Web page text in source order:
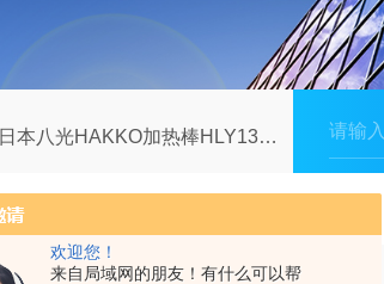
欢迎您！
来自局域网的朋友！有什么可以帮
日本八光HAKKO加热棒HLY1354氧化镁核芯模块